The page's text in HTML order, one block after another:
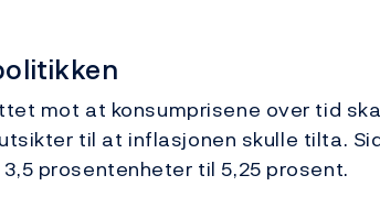
mot at konsumprisene over tid
til at inflasjonen skulle tilta.
prosentenheter til 5,25 prosent.